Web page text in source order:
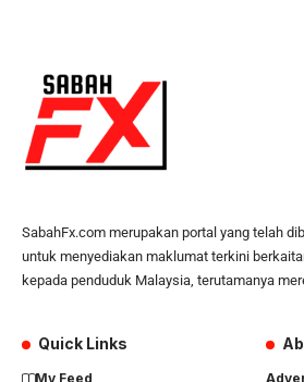
SabahFx.com merupakan portal yang telah
untuk menyediakan maklumat terkini
kepada penduduk Malaysia, terutamanya
Quick Links
My Feed